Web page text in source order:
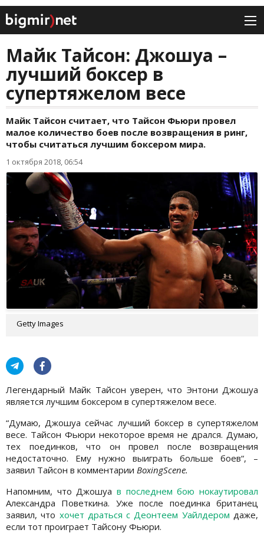
Майк Тайсон: Джошуа –
лучший боксер в
супертяжелом весе
Майк Тайсон считает, что Тайсон Фьюри провел
малое количество боев после возвращения в ринг,
чтобы считаться лучшим боксером мира.
1 октября 2018, 06:54
Getty Images
Легендарный Майк Тайсон уверен, что Энтони Джошуа
является лучшим боксером в супертяжелом весе.
“Думаю, Джошуа сейчас лучший боксер в супертяжелом
весе. Тайсон Фьюри некоторое время не дрался. Думаю,
тех поединков, что он провел после возвращения
недостаточно. Ему нужно выиграть больше боев“, –
заявил Тайсон в комментарии BoxingScene.
Напомним, что Джошуа в последнем бою нокаутировал
Александра Поветкина. Уже после поединка британец
заявил, что хочет драться с Деонтеем Уайлдером даже,
если тот проиграет Тайсону Фьюри.